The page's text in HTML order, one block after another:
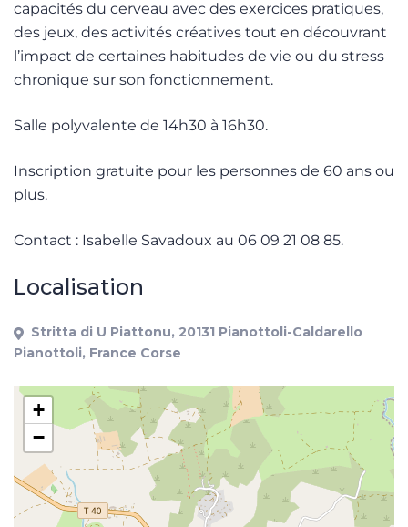
capacités du cerveau avec des exercices pratiques,
des jeux, des activités créatives tout en découvrant
l’impact de certaines habitudes de vie ou du stress
chronique sur son fonctionnement.
Salle polyvalente de 14h30 à 16h30.
Inscription gratuite pour les personnes de 60 ans ou
plus.
Contact : Isabelle Savadoux au 06 09 21 08 85.
Localisation
Stritta di U Piattonu, 20131 Pianottoli-Caldarello
Pianottoli, France Corse
+
−